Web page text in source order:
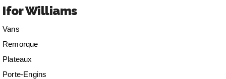
Ifor Williams
Vans
Remorque
Plateaux
Porte-Engins